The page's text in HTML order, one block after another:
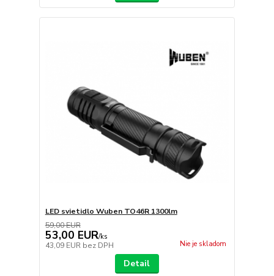
LED svietidlo Wuben TO46R 1300lm
59,00 EUR
53,00 EUR/ks
43,09 EUR bez DPH Nie je skladom
Detail